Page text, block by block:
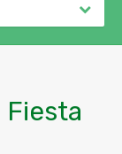
Fiesta